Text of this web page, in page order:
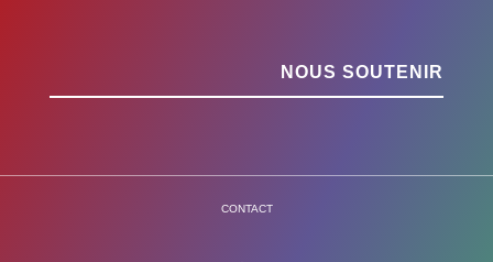
NOUS SOUTENIR
CONTACT